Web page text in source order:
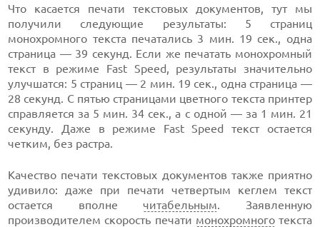
Что касается печати текстовых документов, тут мы
получили следующие результаты: 5 страниц
монохромного текста печатались 3 мин. 19 сек., одна
страница — 39 секунд. Если же печатать монохромный
текст в режиме Fast Speed, результаты значительно
улучшатся: 5 страниц — 2 мин. 19 сек., одна страница —
28 секунд. С пятью страницами цветного текста принтер
справляется за 5 мин. 34 сек., а с одной — за 1 мин. 21
секунду. Даже в режиме Fast Speed текст остается
четким, без растра.
Качество печати текстовых документов также приятно
удивило: даже при печати четвертым кеглем текст
остается вполнечитабельным. Заявленную
производителем скорость печати монохромноготекста